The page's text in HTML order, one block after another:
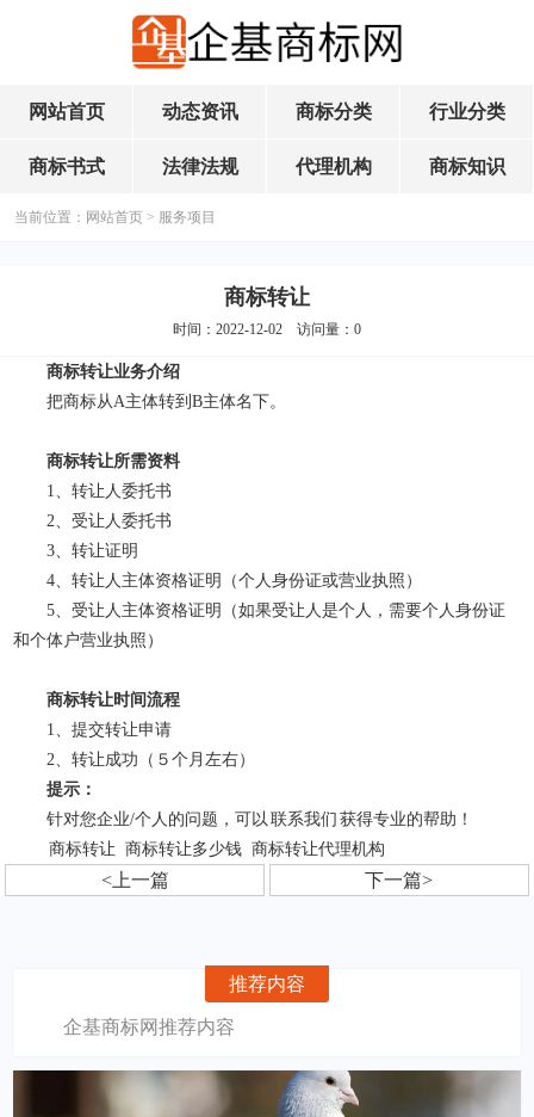
网站首页 动态资讯 商标分类 行业分类
商标书式 法律法规 代理机构 商标知识
当前位置： 网站首页 > 服务项目
商标转让
时间：2022-12-02 访问量： 0
商标转让业务介绍
把商标从A主体转到B主体名下。
商标转让所需资料
1、转让人委托书
2、受让人委托书
3、转让证明
4、转让人主体资格证明（个人身份证或营业执照）
5、受让人主体资格证明（如果受让人是个人，需要个人身份证
和个体户营业执照）
商标转让时间流程
1、提交转让申请
2、转让成功（５个月左右）
提示：
针对您企业/个人的问题，可以 联系我们 获得专业的帮助！
商标转让
商标转让多少钱 商标转让代理机构
<上一篇 下一篇>
推荐内容
企基商标网推荐内容